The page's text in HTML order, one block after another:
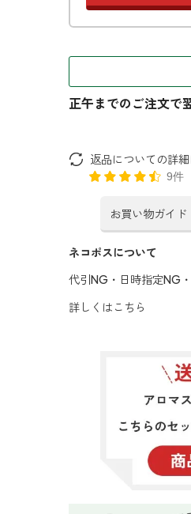
返品についての詳
9件
お買い物ガイド
ネコポスについて
代引NG・日時指定NG
詳しくはこちら